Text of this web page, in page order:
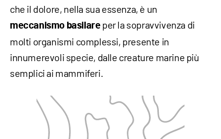
che il dolore, nella sua essenza, è un
meccanismo basilareper la sopravvivenza di
molti organismi complessi, presente in
innumerevoli specie, dalle creature marine più
semplici ai mammiferi.